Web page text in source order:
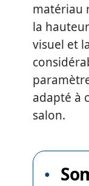
matériau
la
visuel et
adapté à
salon.